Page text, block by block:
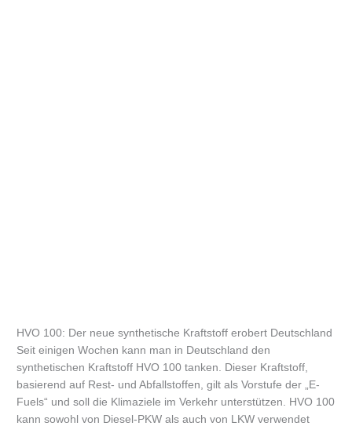
HVO 100: Der neue synthetische Kraftstoff erobert Deutschland
Seit einigen Wochen kann man in Deutschland den
synthetischen Kraftstoff HVO 100 tanken. Dieser Kraftstoff,
basierend auf Rest- und Abfallstoffen, gilt als Vorstufe der „E-
Fuels“ und soll die Klimaziele im Verkehr unterstützen. HVO 100
kann sowohl von Diesel-PKW als auch von LKW verwendet